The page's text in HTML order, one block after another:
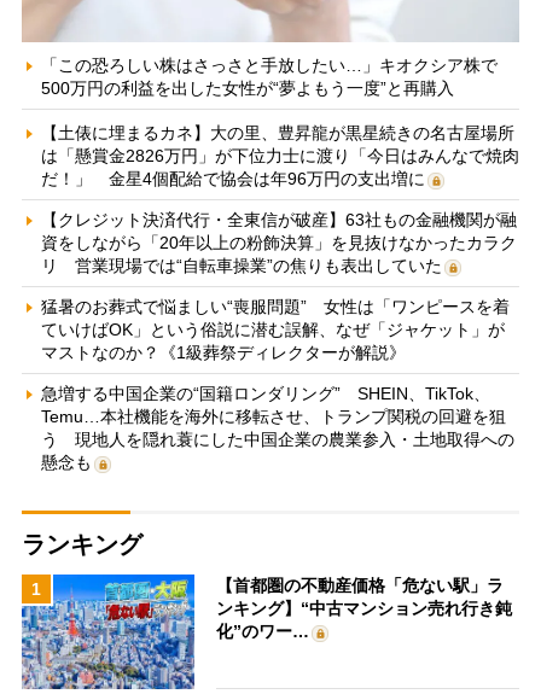
「この恐ろしい株はさっさと手放したい…」キオクシア株で
500万円の利益を出した女性が“夢よもう一度”と再購入
【土俵に埋まるカネ】大の里、豊昇龍が黒星続きの名古屋場所
は「懸賞金2826万円」が下位力士に渡り「今日はみんなで焼肉
だ！」 金星4個配給で協会は年96万円の支出増に
【クレジット決済代行・全東信が破産】63社もの金融機関が融
資をしながら「20年以上の粉飾決算」を見抜けなかったカラク
リ 営業現場では“自転車操業”の焦りも表出していた
猛暑のお葬式で悩ましい“喪服問題” 女性は「ワンピースを着
ていけばOK」という俗説に潜む誤解、なぜ「ジャケット」が
マストなのか？《1級葬祭ディレクターが解説》
急増する中国企業の“国籍ロンダリング” SHEIN、TikTok、
Temu…本社機能を海外に移転させ、トランプ関税の回避を狙
う 現地人を隠れ蓑にした中国企業の農業参入・土地取得への
懸念も
ランキング
1
【首都圏の不動産価格「危ない駅」ラ
ンキング】“中古マンション売れ行き鈍
化”のワー…